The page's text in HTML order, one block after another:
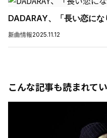
DADARAY、「長い恋に
新曲情報2025.11.12
こんな記事も読まれて